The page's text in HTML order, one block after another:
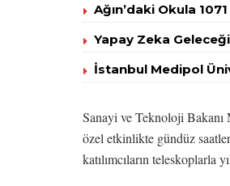
Ağın’daki Okula
Yapay Zeka Geleceği
İstanbul Medipol
Sanayi ve Teknoloji Bakanı
özel etkinlikte gündüz
katılımcıların teleskoplarla